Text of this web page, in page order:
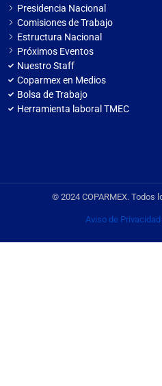
Presidencia Nacional
Comisiones de Trabajo
Estructura Nacional
Próximos Eventos
Nuestro Staff
Coparmex en Medios
Bolsa de Trabajo
Herramienta laboral TMEC
© 2024 COPARMEX. Todos
Aviso de Privacidad